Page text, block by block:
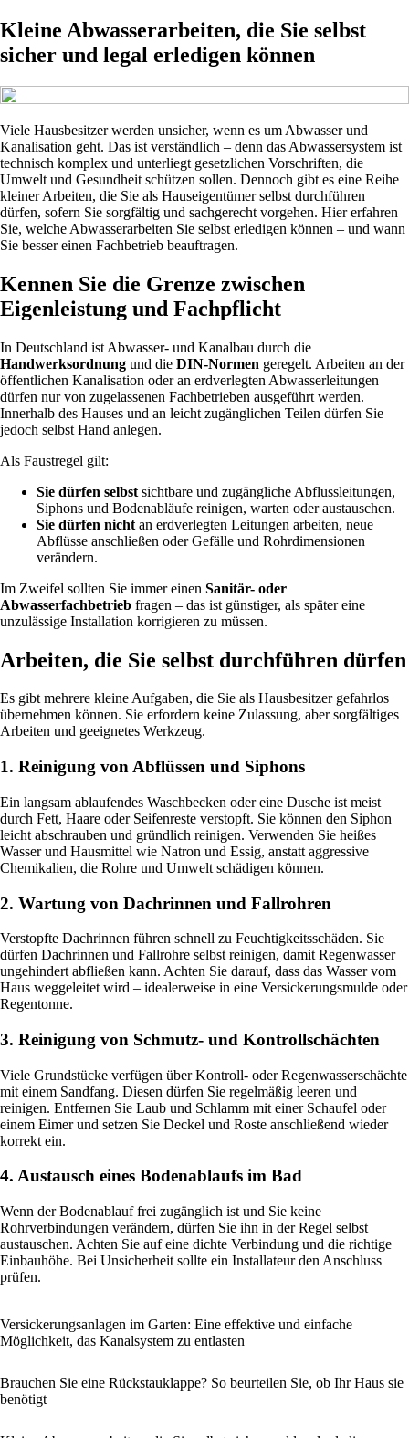
Kleine Abwasserarbeiten, die Sie selbst
sicher und legal erledigen können
Viele Hausbesitzer werden unsicher, wenn es um Abwasser und
Kanalisation geht. Das ist verständlich – denn das Abwassersystem ist
technisch komplex und unterliegt gesetzlichen Vorschriften, die
Umwelt und Gesundheit schützen sollen. Dennoch gibt es eine Reihe
kleiner Arbeiten, die Sie als Hauseigentümer selbst durchführen
dürfen, sofern Sie sorgfältig und sachgerecht vorgehen. Hier erfahren
Sie, welche Abwasserarbeiten Sie selbst erledigen können – und wann
Sie besser einen Fachbetrieb beauftragen.
Kennen Sie die Grenze zwischen
Eigenleistung und Fachpflicht
In Deutschland ist Abwasser- und Kanalbau durch die
Handwerksordnung und die DIN-Normen geregelt. Arbeiten an der
öffentlichen Kanalisation oder an erdverlegten Abwasserleitungen
dürfen nur von zugelassenen Fachbetrieben ausgeführt werden.
Innerhalb des Hauses und an leicht zugänglichen Teilen dürfen Sie
jedoch selbst Hand anlegen.
Als Faustregel gilt:
Sie dürfen selbst sichtbare und zugängliche Abflussleitungen,
Siphons und Bodenabläufe reinigen, warten oder austauschen.
Sie dürfen nicht an erdverlegten Leitungen arbeiten, neue
Abflüsse anschließen oder Gefälle und Rohrdimensionen
verändern.
Im Zweifel sollten Sie immer einen Sanitär- oder
Abwasserfachbetrieb fragen – das ist günstiger, als später eine
unzulässige Installation korrigieren zu müssen.
Arbeiten, die Sie selbst durchführen dürfen
Es gibt mehrere kleine Aufgaben, die Sie als Hausbesitzer gefahrlos
übernehmen können. Sie erfordern keine Zulassung, aber sorgfältiges
Arbeiten und geeignetes Werkzeug.
1. Reinigung von Abflüssen und Siphons
Ein langsam ablaufendes Waschbecken oder eine Dusche ist meist
durch Fett, Haare oder Seifenreste verstopft. Sie können den Siphon
leicht abschrauben und gründlich reinigen. Verwenden Sie heißes
Wasser und Hausmittel wie Natron und Essig, anstatt aggressive
Chemikalien, die Rohre und Umwelt schädigen können.
2. Wartung von Dachrinnen und Fallrohren
Verstopfte Dachrinnen führen schnell zu Feuchtigkeitsschäden. Sie
dürfen Dachrinnen und Fallrohre selbst reinigen, damit Regenwasser
ungehindert abfließen kann. Achten Sie darauf, dass das Wasser vom
Haus weggeleitet wird – idealerweise in eine Versickerungsmulde oder
Regentonne.
3. Reinigung von Schmutz- und Kontrollschächten
Viele Grundstücke verfügen über Kontroll- oder Regenwasserschächte
mit einem Sandfang. Diesen dürfen Sie regelmäßig leeren und
reinigen. Entfernen Sie Laub und Schlamm mit einer Schaufel oder
einem Eimer und setzen Sie Deckel und Roste anschließend wieder
korrekt ein.
4. Austausch eines Bodenablaufs im Bad
Wenn der Bodenablauf frei zugänglich ist und Sie keine
Rohrverbindungen verändern, dürfen Sie ihn in der Regel selbst
austauschen. Achten Sie auf eine dichte Verbindung und die richtige
Einbauhöhe. Bei Unsicherheit sollte ein Installateur den Anschluss
prüfen.
Versickerungsanlagen im Garten: Eine effektive und einfache
Möglichkeit, das Kanalsystem zu entlasten
Brauchen Sie eine Rückstauklappe? So beurteilen Sie, ob Ihr Haus sie
benötigt